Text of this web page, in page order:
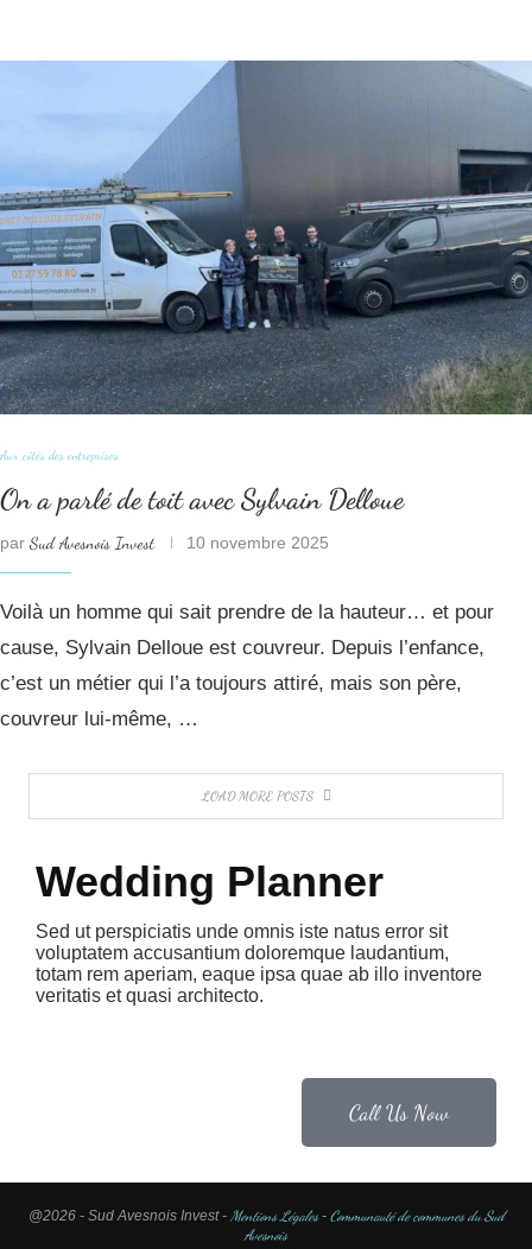
Aux côtés des entreprises
On a parlé de toit avec Sylvain Delloue
par Sud Avesnois Invest 10 novembre 2025
Voilà un homme qui sait prendre de la hauteur… et pour
cause, Sylvain Delloue est couvreur. Depuis l’enfance,
c’est un métier qui l’a toujours attiré, mais son père,
couvreur lui-même, …
LOAD MORE POSTS
Wedding Planner
Sed ut perspiciatis unde omnis iste natus error sit
voluptatem accusantium doloremque laudantium,
totam rem aperiam, eaque ipsa quae ab illo inventore
veritatis et quasi architecto.
Call Us Now
@2026 - Sud Avesnois Invest - Mentions Légales-Communauté de communes du Sud
Avesnois